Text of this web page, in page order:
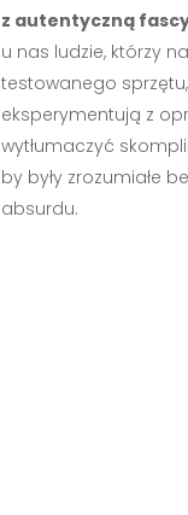
z autentyczną
u nas ludzie, którzy
testowanego
eksperymentują z
wytłumaczyć
by były zrozumiałe
absurdu.